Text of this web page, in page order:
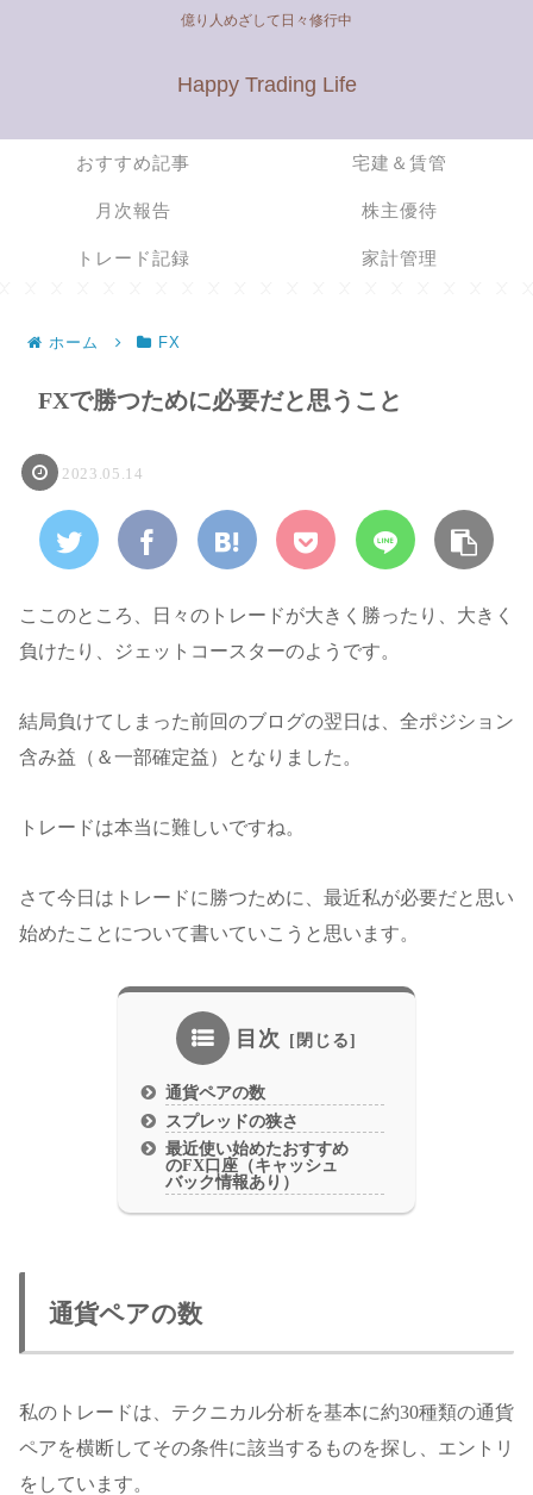
億り人めざして日々修行中
Happy Trading Life
おすすめ記事 宅建＆賃管
月次報告 株主優待
トレード記録 家計管理
ホーム FX
FXで勝つために必要だと思うこと
2023.05.14
ここのところ、日々のトレードが大きく勝ったり、大きく
負けたり、ジェットコースターのようです。
結局負けてしまった前回のブログの翌日は、全ポジション
含み益（＆一部確定益）となりました。
トレードは本当に難しいですね。
さて今日はトレードに勝つために、最近私が必要だと思い
始めたことについて書いていこうと思います。
目次
通貨ペアの数
スプレッドの狭さ
最近使い始めたおすすめ
のFX口座（キャッシュ
バック情報あり）
通貨ペアの数
私のトレードは、テクニカル分析を基本に約30種類の通貨
ペアを横断してその条件に該当するものを探し、エントリ
をしています。